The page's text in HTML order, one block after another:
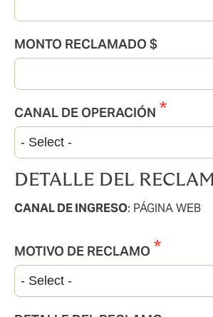
MONTO RECLAMADO $
CANAL DE OPERACIÓN
DETALLE DEL
CANAL DE INGRESO: PÁGINA WEB
MOTIVO DE RECLAMO